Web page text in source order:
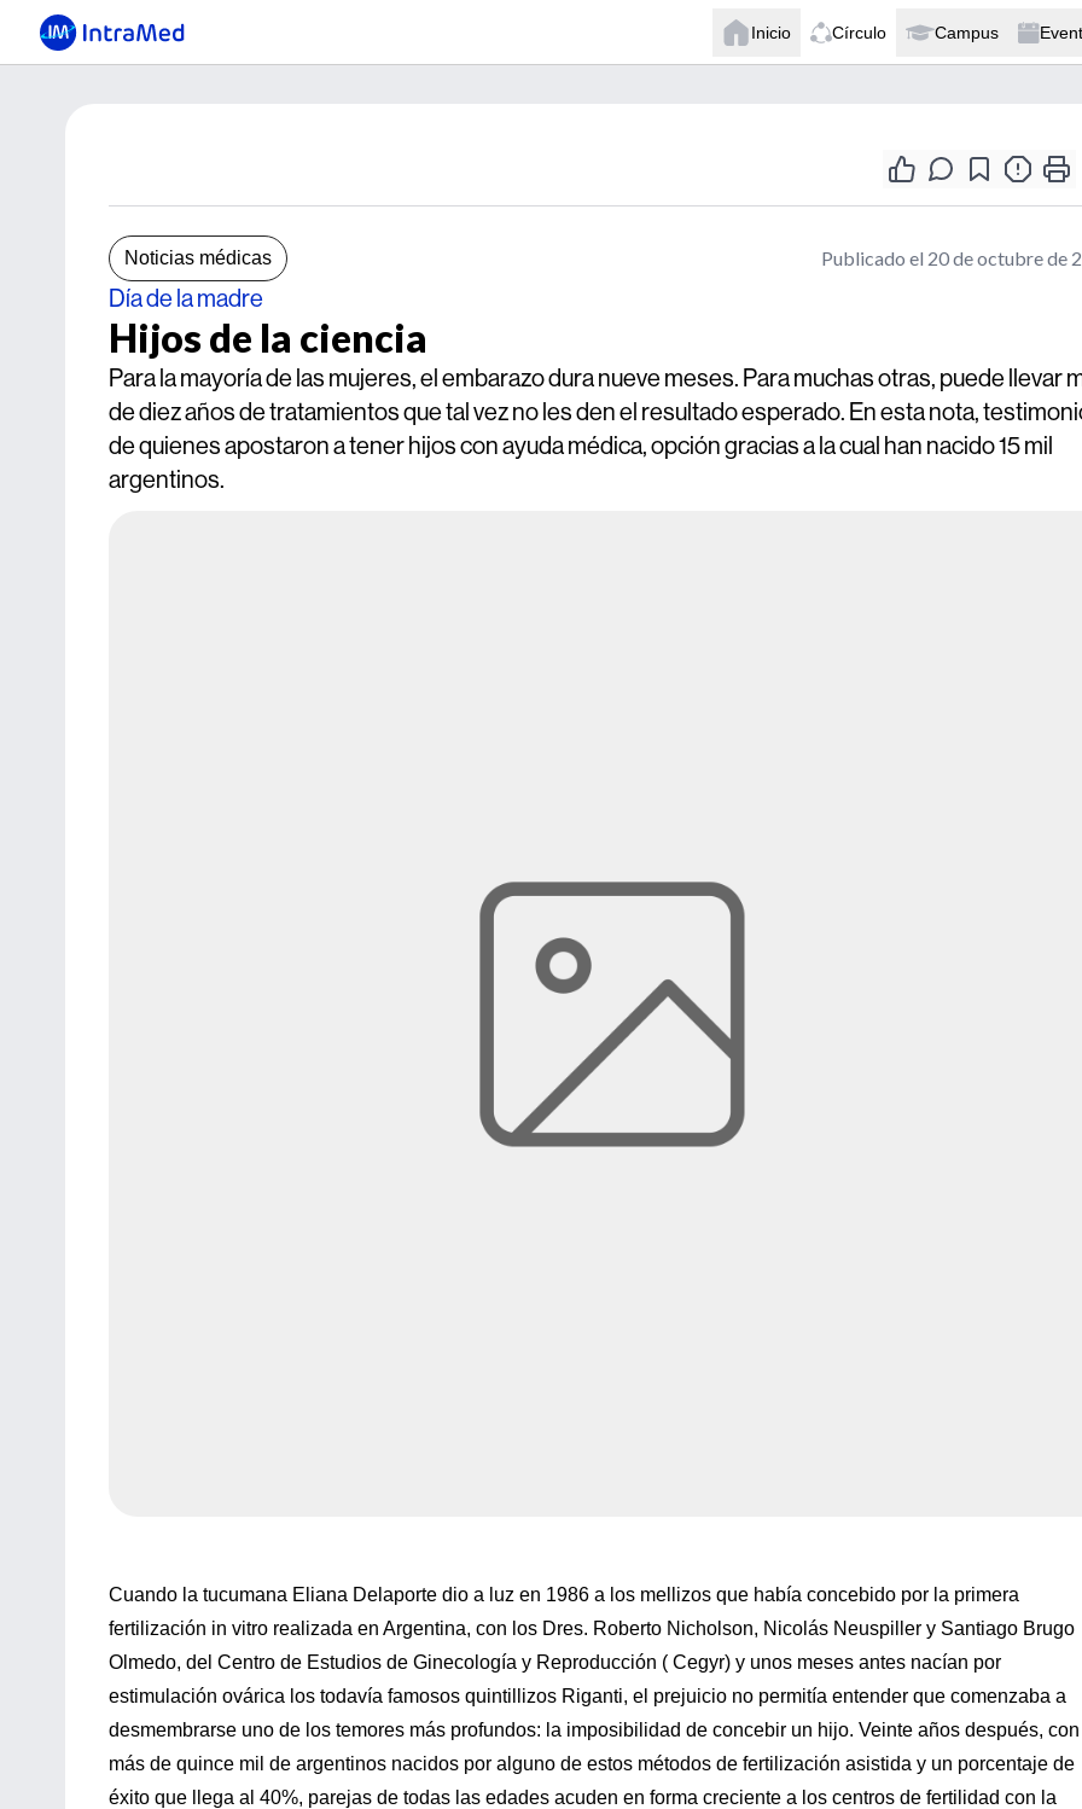
Inicio Círculo Campus
Noticias médicas Publicado el 20 de octubre de
Día de la madre
Hijos de la ciencia
Para la mayoría de las mujeres, el embarazo dura nueve meses. Para muchas otras, puede llevar
de diez años de tratamientos que tal vez no les den el resultado esperado. En esta nota,
de quienes apostaron a tener hijos con ayuda médica, opción gracias a la cual han nacido 15 mil
argentinos.
Cuando la tucumana Eliana Delaporte dio a luz en 1986 a los mellizos que había concebido por la primera
fertilización in vitro realizada en Argentina, con los Dres. Roberto Nicholson, Nicolás Neuspiller y Santiago Brugo
Olmedo, del Centro de Estudios de Ginecología y Reproducción ( Cegyr) y unos meses antes nacían por
estimulación ovárica los todavía famosos quintillizos Riganti, el prejuicio no permitía entender que comenzaba a
desmembrarse uno de los temores más profundos: la imposibilidad de concebir un hijo. Veinte años después, con
más de quince mil de argentinos nacidos por alguno de estos métodos de fertilización asistida y un porcentaje de
éxito que llega al 40%, parejas de todas las edades acuden en forma creciente a los centros de fertilidad con la